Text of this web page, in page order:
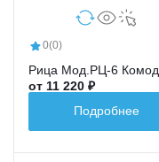
0(0)
Рица Мод.РЦ-6 Комод
от 11 220 ₽
Подробнее